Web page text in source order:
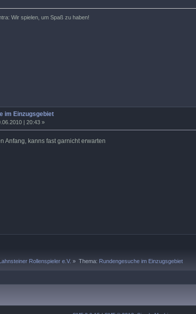
Wir spielen, um Spaß zu haben!
im Einzugsgebiet
| 20:43 »
Anfang, kanns fast garnicht erwarten
Rollenspieler e.V. » Thema: Rundengesuche im Einzugsgebiet